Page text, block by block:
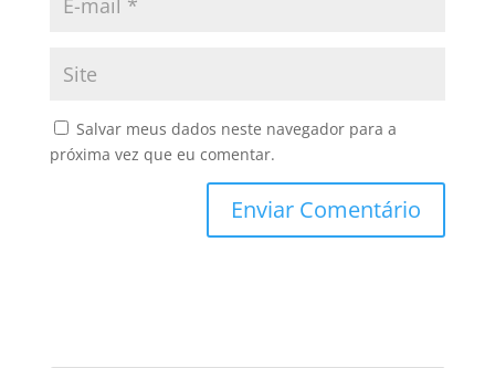
Salvar meus dados neste navegador para a
próxima vez que eu comentar.